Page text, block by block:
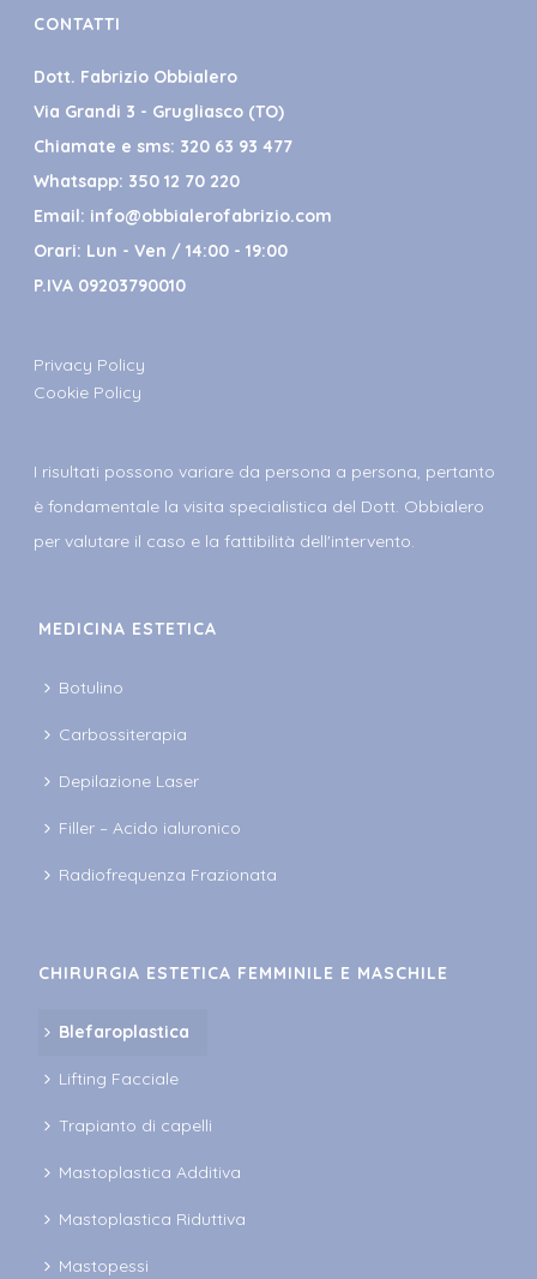
CONTATTI
Dott. Fabrizio Obbialero
Via Grandi 3 - Grugliasco (TO)
Chiamate e sms: 320 63 93 477
Whatsapp: 350 12 70 220
Email: info@obbialerofabrizio.com
Orari: Lun - Ven / 14:00 - 19:00
P.IVA 09203790010
Privacy Policy
Cookie Policy
I risultati possono variare da persona a persona, pertanto
è fondamentale la visita specialistica del Dott. Obbialero
per valutare il caso e la fattibilità dell'intervento.
MEDICINA ESTETICA
Botulino
Carbossiterapia
Depilazione Laser
Filler – Acido ialuronico
Radiofrequenza Frazionata
CHIRURGIA ESTETICA FEMMINILE E MASCHILE
Blefaroplastica
Lifting Facciale
Trapianto di capelli
Mastoplastica Additiva
Mastoplastica Riduttiva
Mastopessi